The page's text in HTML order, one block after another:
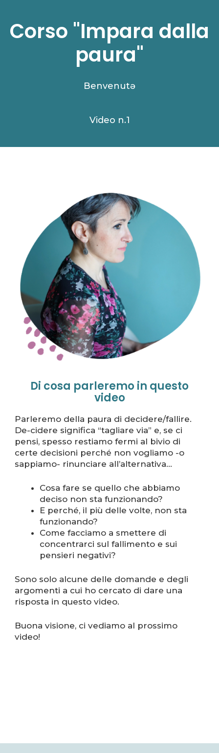
Corso "Impara dalla
paura"
Benvenutə
Video n.1
Di cosa parleremo in questo
video
Parleremo della paura di decidere/fallire.
De-cidere significa “tagliare via” e, se ci
pensi, spesso restiamo fermi al bivio di
certe decisioni perché non vogliamo -o
sappiamo- rinunciare all’alternativa…
Cosa fare se quello che abbiamo
deciso non sta funzionando?
E perché, il più delle volte, non sta
funzionando?
Come facciamo a smettere di
concentrarci sul fallimento e sui
pensieri negativi?
Sono solo alcune delle domande e degli
argomenti a cui ho cercato di dare una
risposta in questo video.
Buona visione, ci vediamo al prossimo
video!